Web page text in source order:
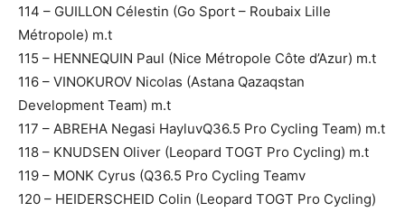
114 – GUILLON Célestin (Go Sport – Roubaix Lille
Métropole) m.t
115 – HENNEQUIN Paul (Nice Métropole Côte d’Azur) m.t
116 – VINOKUROV Nicolas (Astana Qazaqstan
Development Team) m.t
117 – ABREHA Negasi HayluvQ36.5 Pro Cycling Team) m.t
118 – KNUDSEN Oliver (Leopard TOGT Pro Cycling) m.t
119 – MONK Cyrus (Q36.5 Pro Cycling Teamv
120 – HEIDERSCHEID Colin (Leopard TOGT Pro Cycling)